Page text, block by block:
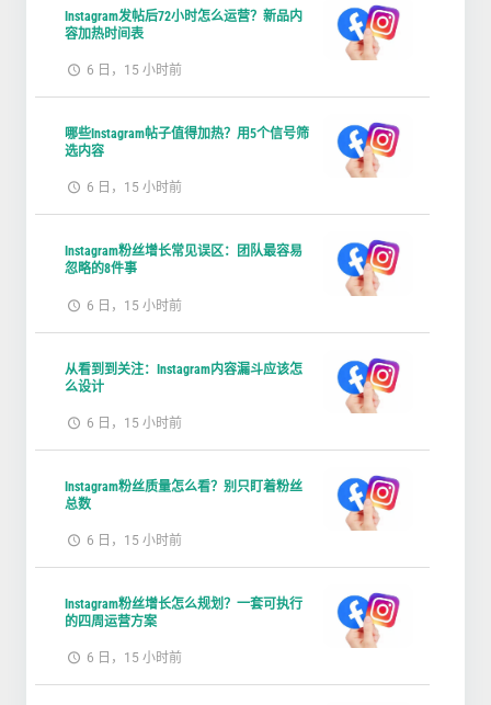
Instagram发帖后72小时怎么运营？新品内
容加热时间表
6 日，15 小时前
哪些Instagram帖子值得加热？用5个信号筛
选内容
6 日，15 小时前
Instagram粉丝增长常见误区：团队最容易
忽略的8件事
6 日，15 小时前
从看到到关注：Instagram内容漏斗应该怎
么设计
6 日，15 小时前
Instagram粉丝质量怎么看？别只盯着粉丝
总数
6 日，15 小时前
Instagram粉丝增长怎么规划？一套可执行
的四周运营方案
6 日，15 小时前